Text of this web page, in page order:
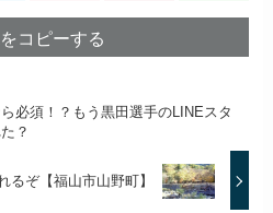
コピーする
必須！？もう黒田選手のLINEスタ
？
るぞ【福山市山野町】